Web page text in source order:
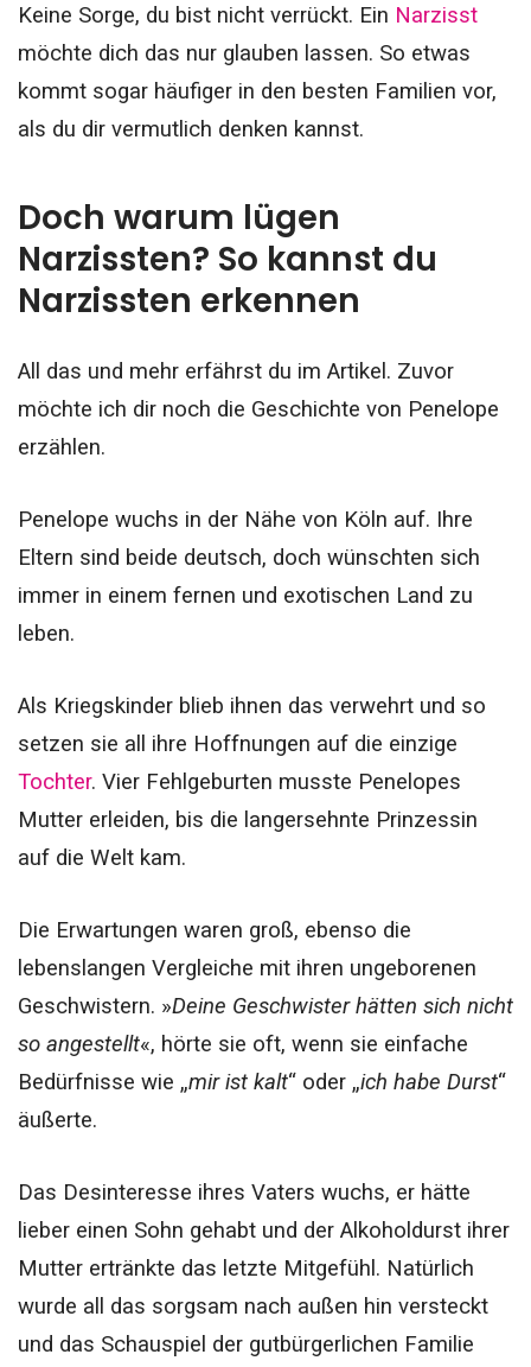
Keine Sorge, du bist nicht verrückt. Ein Narzisst
möchte dich das nur glauben lassen. So etwas
kommt sogar häufiger in den besten Familien vor,
als du dir vermutlich denken kannst.
Doch warum lügen
Narzissten? So kannst du
Narzissten erkennen
All das und mehr erfährst du im Artikel. Zuvor
möchte ich dir noch die Geschichte von Penelope
erzählen.
Penelope wuchs in der Nähe von Köln auf. Ihre
Eltern sind beide deutsch, doch wünschten sich
immer in einem fernen und exotischen Land zu
leben.
Als Kriegskinder blieb ihnen das verwehrt und so
setzen sie all ihre Hoffnungen auf die einzige
Tochter. Vier Fehlgeburten musste Penelopes
Mutter erleiden, bis die langersehnte Prinzessin
auf die Welt kam.
Die Erwartungen waren groß, ebenso die
lebenslangen Vergleiche mit ihren ungeborenen
Geschwistern. »Deine Geschwister hätten sich nicht
so angestellt«, hörte sie oft, wenn sie einfache
Bedürfnisse wie „mir ist kalt“ oder „ich habe Durst“
äußerte.
Das Desinteresse ihres Vaters wuchs, er hätte
lieber einen Sohn gehabt und der Alkoholdurst ihrer
Mutter ertränkte das letzte Mitgefühl. Natürlich
wurde all das sorgsam nach außen hin versteckt
und das Schauspiel der gutbürgerlichen Familie